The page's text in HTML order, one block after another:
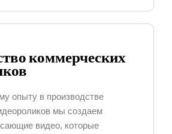
коммерческих
опыту в производстве
мы создаем
видео, которые